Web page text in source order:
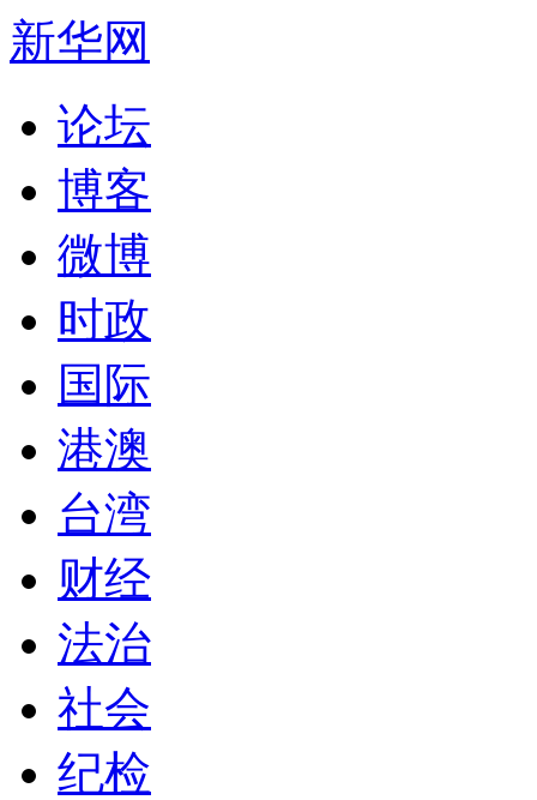
新华网
论坛
博客
微博
时政
国际
港澳
台湾
财经
法治
社会
纪检